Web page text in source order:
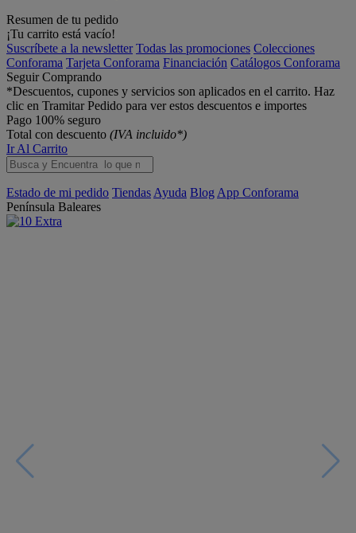
Resumen de tu pedido
¡Tu carrito está vacío!
Suscríbete a la newsletter Todas las promociones Colecciones
Conforama Tarjeta Conforama Financiación Catálogos Conforama
Seguir Comprando
*Descuentos, cupones y servicios son aplicados en el carrito. Haz
clic en Tramitar Pedido para ver estos descuentos e importes
Pago 100% seguro
Total con descuento (IVA incluido*)
Ir Al Carrito
Estado de mi pedido Tiendas Ayuda Blog App Conforama
Península Baleares